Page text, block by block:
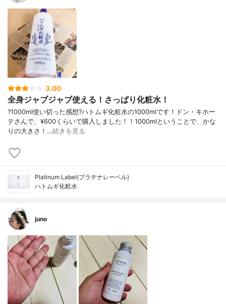
3.00
全身ジャブジャブ使える！さっぱり化粧水！
?1000ml使い切った感想?ハトムギ化粧水の1000mlです！ドン・キホー
テさんで、¥600くらいで購入しました！！1000mlということで、かな
りの大きさ！…続きを見る
Platinum Label(プラチナレーベル)
ハトムギ化粧水
juno